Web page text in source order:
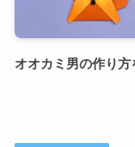
オオカミ男の作り方